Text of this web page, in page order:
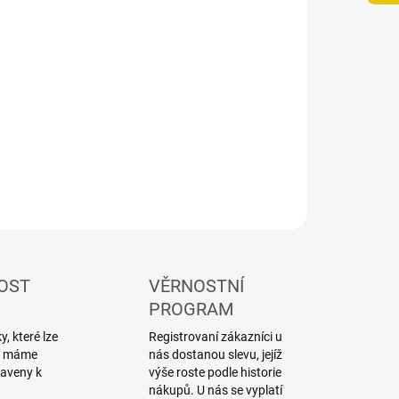
DORUČENÍ
které lze
k
VĚRNOSTNÍ
PROGRAM
Registrovaní zákazníci u
nás dostanou slevu, jejíž
výše roste podle historie
nákupů. U nás se vyplatí